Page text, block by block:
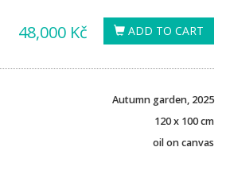
ADD TO CART
48,000 Kč
Autumn garden, 2025
120 x 100 cm
oil on canvas